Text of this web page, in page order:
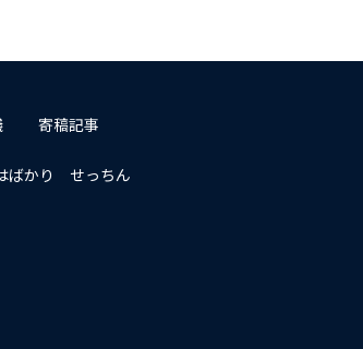
寄稿記事
ばかり せっちん